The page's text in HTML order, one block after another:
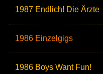
1987 Endlich! Die Ärzte
1986 Einzelgigs
1986 Boys Want Fun!